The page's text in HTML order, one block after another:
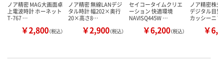
ノア精密 MAG大画面卓
上電波時計 ホーネット
T-767 …
￥2,800（税込）
ノア精密 無線LANデジ
タル時計 幅202×奥行
20×高さ8…
￥2,900（税込）
セイコータイムクリエ
ーション 快適環境
NAVISQ445W …
￥6,200（税込）
ノア精密
デジタル
カッシー
￥